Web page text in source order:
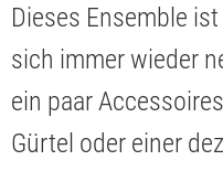
Dieses Ensemble
sich immer wieder
ein paar
Gürtel oder einer